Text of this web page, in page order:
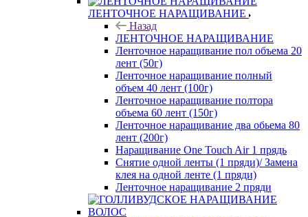
ЛЕНТОЧНОЕ НАРАЩИВАНИЕ
Назад
ЛЕНТОЧНОЕ НАРАЩИВАНИЕ
Ленточное наращивание пол объема 20
лент (50г)
Ленточное наращивание полный
объем 40 лент (100г)
Ленточное наращивание полтора
объема 60 лент (150г)
Ленточное наращивание два обьема 80
лент (200г)
Наращивание One Touch Air 1 прядь
Снятие одной ленты (1 пряди)/ Замена
клея на одной ленте (1 пряди)
Ленточное наращивание 2 пряди